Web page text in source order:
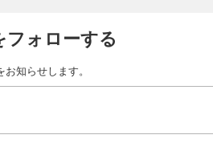
フォローする
知らせします。